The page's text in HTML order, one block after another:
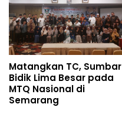
Matangkan TC, Sumbar
Bidik Lima Besar pada
MTQ Nasional di
Semarang